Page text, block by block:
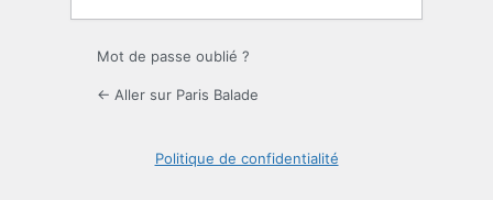
Mot de passe oublié ?
← Aller sur Paris Balade
Politique de confidentialité